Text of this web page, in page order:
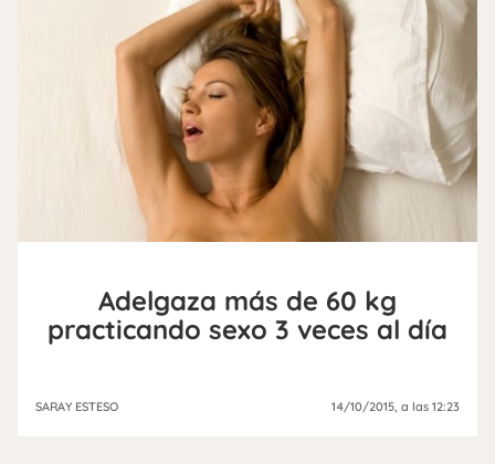
Adelgaza más de 60 kg
practicando sexo 3 veces al día
SARAY ESTESO 14/10/2015 , a las 12:23